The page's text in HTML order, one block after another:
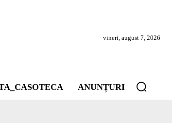
vineri, august 7, 2026
ANUNȚURI